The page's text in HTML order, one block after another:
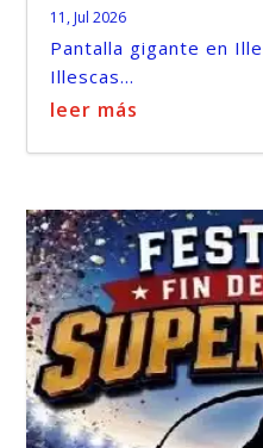
11, Jul 2026
Pantalla gigante en
Illescas...
leer más